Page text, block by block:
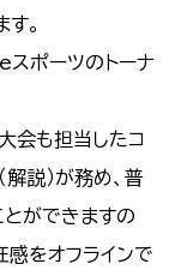
。
ポーツのトーナ
会も担当したコ
解説）が務め、普
ができますの
感をオフラインで